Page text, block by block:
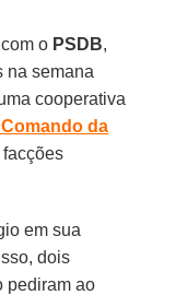
o PSDB,
na semana
cooperativa
da
em sua
dois
pediram ao